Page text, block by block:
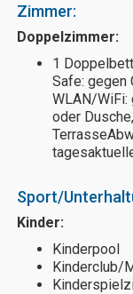
Zimmer:
Doppelzimmer:
1
Safe: gegen
WLAN/WiFi:
oder
Sport/
Kinder:
Kinderpool
Kinderclub/